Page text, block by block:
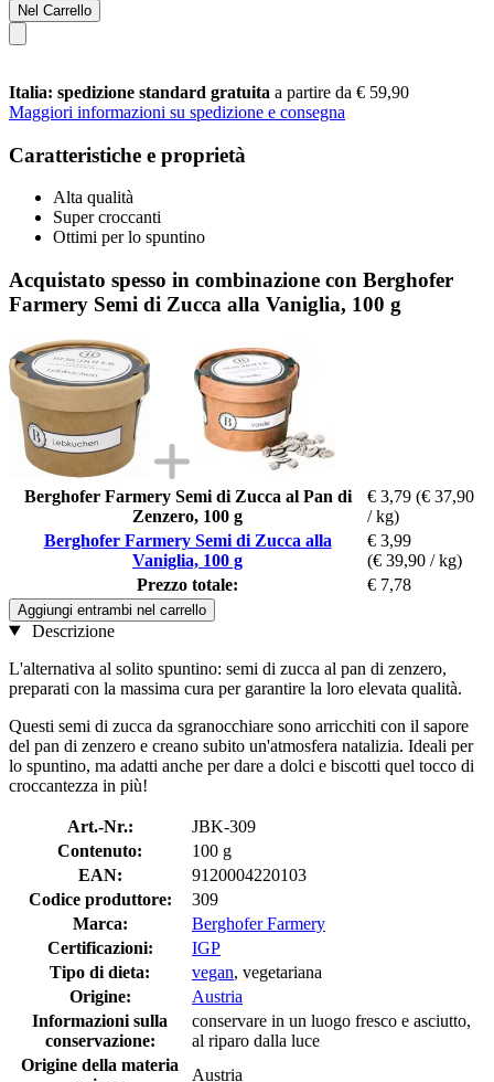
Nel Carrello
Italia: spedizione standard gratuita a partire da € 59,90
Maggiori informazioni su spedizione e consegna
Caratteristiche e proprietà
Alta qualità
Super croccanti
Ottimi per lo spuntino
Acquistato spesso in combinazione con Berghofer
Farmery Semi di Zucca alla Vaniglia, 100 g
Berghofer Farmery Semi di Zucca al Pan di
Zenzero, 100 g
€ 3,79 (€ 37,90
/ kg)
Berghofer Farmery Semi di Zucca alla
Vaniglia, 100 g
€ 3,99
(€ 39,90 / kg)
Prezzo totale:
€ 7,78
Aggiungi entrambi nel carrello
Descrizione
L'alternativa al solito spuntino: semi di zucca al pan di zenzero,
preparati con la massima cura per garantire la loro elevata qualità.
Questi semi di zucca da sgranocchiare sono arricchiti con il sapore
del pan di zenzero e creano subito un'atmosfera natalizia. Ideali per
lo spuntino, ma adatti anche per dare a dolci e biscotti quel tocco di
croccantezza in più!
Art.-Nr.:
JBK-309
Contenuto:
100 g
EAN:
9120004220103
Codice produttore:
309
Marca:
Berghofer Farmery
Certificazioni:
IGP
Tipo di dieta:
vegan, vegetariana
Origine:
Austria
Informazioni sulla
conservazione:
conservare in un luogo fresco e asciutto,
al riparo dalla luce
Origine della materia
Austria